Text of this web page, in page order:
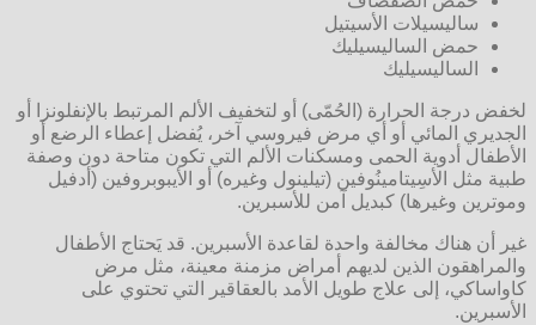
ساليسيلات الأسيتيل
حمض الساليسيليك
الساليسيليك
لخفض درجة الحرارة (الحُمّى) أو لتخفيف الألم المرتبط بالإنفلونزا أو
الجديري المائي أو أي مرض فيروسي آخر، يُفضل إعطاء الرضع أو
الأطفال أدوية الحمى ومسكنات الألم التي تكون متاحة دون وصفة
طبية مثل الأسِيتامينُوفين (تيلينول وغيره) أو الأيبوبروفين (أدفيل
وموترين وغيرها) كبديل آمن للأسبرين.
غير أن هناك مخالفة واحدة لقاعدة الأسبرين. قد يَحتاج الأطفال
والمراهقون الذين لديهم أمراض مزمنة معينة، مثل مرض
كاواساكي، إلى علاج طويل الأمد بالعقاقير التي تحتوي على
الأسبرين.